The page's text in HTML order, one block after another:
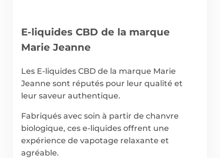
E-liquides CBD de la marque
Marie Jeanne
Les E-liquides CBD de la marque Marie
Jeanne sont réputés pour leur qualité et
leur saveur authentique.
Fabriqués avec soin à partir de chanvre
biologique, ces e-liquides offrent une
expérience de vapotage relaxante et
agréable.